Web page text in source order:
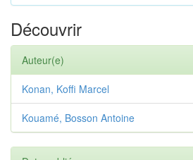
Découvrir
Auteur(e)
Konan, Koffi Marcel
Kouamé, Bosson Antoine